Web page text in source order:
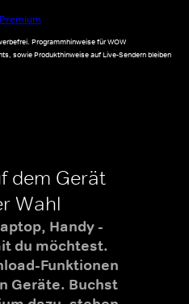
Programmhinweise für WOW
sowie Produkthinweise auf Live-Sendern bleiben
dem Gerät
Wahl
Handy -
du möchtest.
Funktionen
Geräte. Buchst